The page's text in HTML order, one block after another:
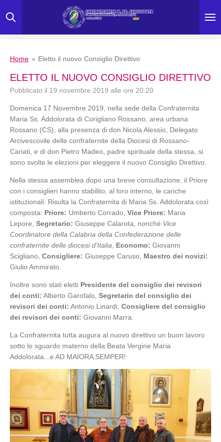
al
Home » Eletto il nuovo Consiglio Direttivo
ELETTO IL NUOVO CONSIGLIO DIRETTIVO
Pubblicato il 19 novembre 2019 alle ore 20:20
Domenica 17 Novembre 2019, nella sede della Confraternita
Maria Ss. Addolorata di Corigliano Rossano, area urbana
Rossano (CS), alla presenza di don Nicola Alessio, Delegato
Arcivescovile delle confraternite della Diocesi di Rossano-
Cariati, e di don Pietro Madeo, padre spirituale della stessa, si
sono svolte le elezioni per eleggere il nuovo Consiglio Direttivo.
Nella stessa assemblea dopo una breve consultazione, il Priore
con i consiglieri hanno stabilito, al loro interno, le cariche
istituzionali. Risulta la Confraternita di Maria Ss. Addolorata così
composta: Priore: Umberto Corrado, Vice Priore: Maria
Lepore, Segretario: Giuseppe Calarota, nonché Vice
Coordinatore della Calabria della Confederazione delle
confraternite delle diocesi d'Italia
Economo: Giovanni
Scigliano, Consigliere: Giuseppe Caruso, Maestro dei novizi:
Giulio Ammirato.
Inoltre sono stati eletti Presidente del consiglio dei revisori
dei conti: Alberto Garofalo, Segretario del consiglio dei
revisori dei conti: Antonio Linardi, Consigliere del consiglio
dei revisori dei conti: Giovanni Marra.
La Confraternita tutta augura al nuovo direttivo un buon lavoro
sotto lo sguardo materno della Beata Vergine Maria
Addolorata...e AD MAIORA SEMPER!